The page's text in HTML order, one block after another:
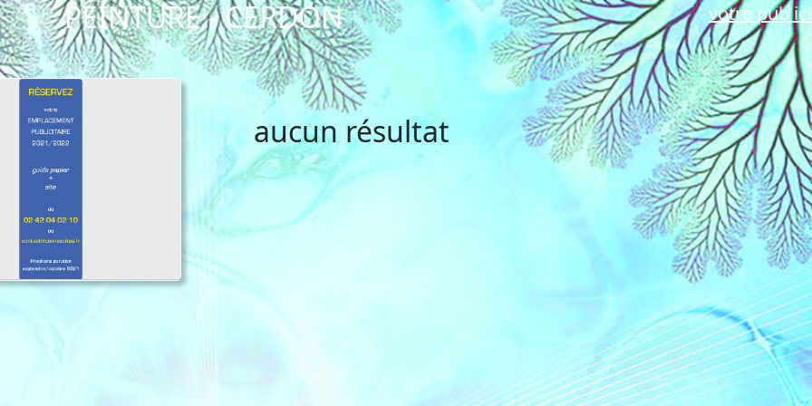
PEINTURE - CERDON votre pub ici
aucun résultat